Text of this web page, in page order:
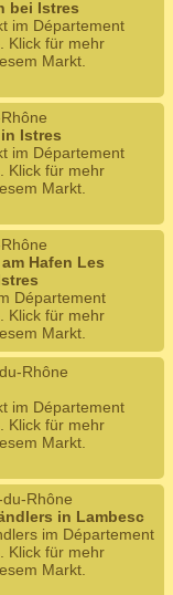
bei Istres
im Département
Klick für mehr
Markt.
Istres
im Département
Klick für mehr
Markt.
Hafen Les
Département
Klick für mehr
Markt.
Rhône
im Département
Klick für mehr
Markt.
Rhône
in Lambesc
im Département
Klick für mehr
Markt.